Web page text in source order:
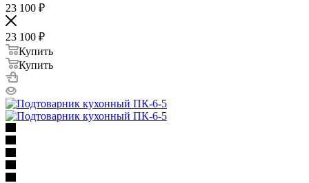
23 100 ₽
23 100 ₽
Купить
Купить